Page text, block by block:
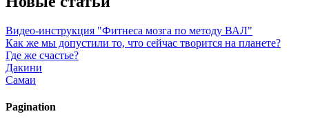
Видео-инструкция "Фитнеса мозга по методу ВАЛ"
Как же мы допустили то, что сейчас творится на планете?
Где же счастье?
Дакини
Самаи
Pagination